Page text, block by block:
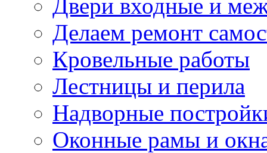
Двери входные и
Делаем ремонт
Кровельные работы
Лестницы и перила
Надворные
Оконные рамы и